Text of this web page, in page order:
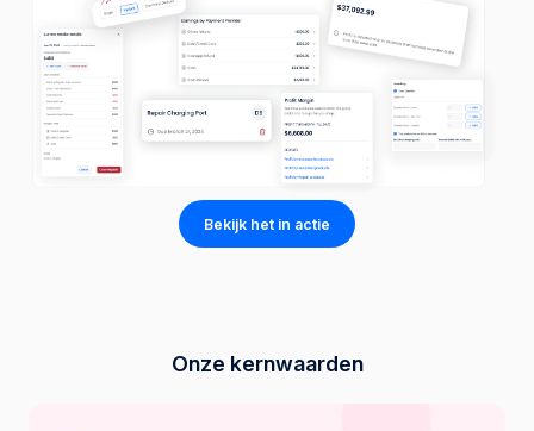
Bekijk het in actie
Onze kernwaarden